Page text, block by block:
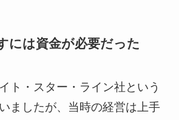
には資金が必要だった
ト・スター・ライン社という
ましたが、当時の経営は上手